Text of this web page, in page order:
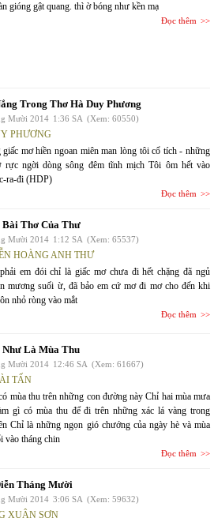
gióng gật quang. thì ờ bóng như kền mạ
Đọc thêm
Trong Thơ Hà Duy Phương
Mười 2014 1:36 SA (Xem: 60550)
PHƯƠNG
mơ hiền ngoan miên man lòng tôi cổ tích - những
rực ngời dòng sông đêm tĩnh mịch Tôi ôm hết vào
ra-đi (HDP)
Đọc thêm
Bài Thơ Của Thư
Mười 2014 1:12 SA (Xem: 65537)
HOÀNG ANH THƯ
em đói chỉ là giấc mơ chưa đi hết chặng đã ngủ
mương suối ừ, đã bảo em cứ mơ đi mơ cho đến khi
nhỏ ròng vào mắt
Đọc thêm
Là Mùa Thu
Mười 2014 12:46 SA (Xem: 61667)
TẤN
mùa thu trên những con đường này Chỉ hai mùa mưa
gì có mùa thu để đi trên những xác lá vàng trong
Chỉ là những ngọn gió chướng của ngày hè và mùa
vào tháng chin
Đọc thêm
Tháng Mười
Mười 2014 3:06 SA (Xem: 59632)
XUÂN SƠN